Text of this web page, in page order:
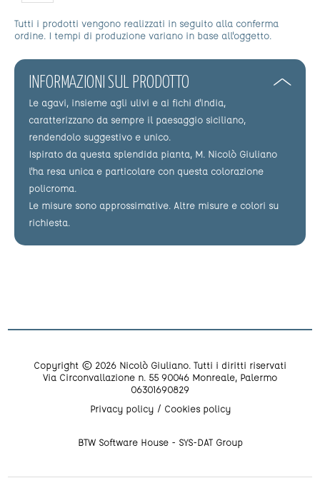
Tutti i prodotti vengono realizzati in seguito alla conferma
ordine. I tempi di produzione variano in base all'oggetto.
INFORMAZIONI SUL PRODOTTO
Le agavi, insieme agli ulivi e ai fichi d'india,
caratterizzano da sempre il paesaggio siciliano,
rendendolo suggestivo e unico.
Ispirato da questa splendida pianta, M. Nicolò Giuliano
l'ha resa unica e particolare con questa colorazione
policroma.
Le misure sono approssimative. Altre misure e colori su
richiesta.
Copyright © 2026 Nicolò Giuliano. Tutti i diritti riservati
Via Circonvallazione n. 55 90046 Monreale, Palermo
06301690829
Privacy policy
Cookies policy
BTW Software House - SYS-DAT Group